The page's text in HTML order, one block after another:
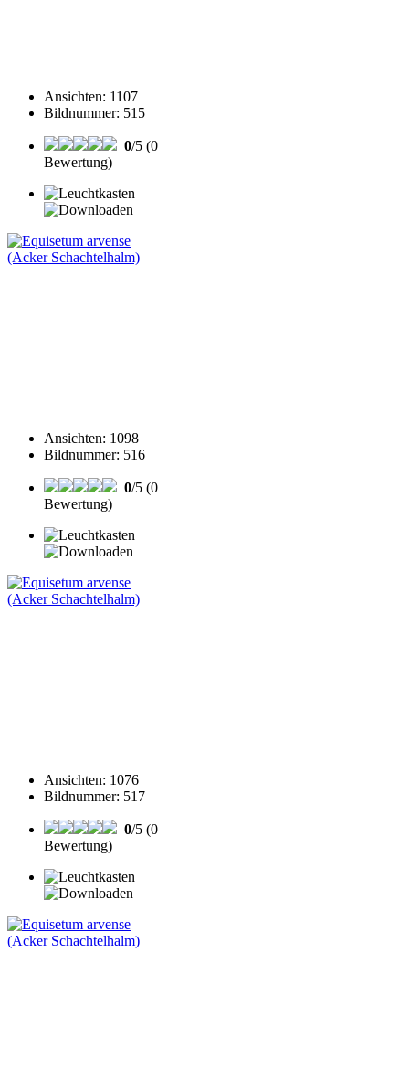
Ansichten: 1107
Bildnummer: 515
0/5 (0
Bewertung)
Ansichten: 1098
Bildnummer: 516
0/5 (0
Bewertung)
Ansichten: 1076
Bildnummer: 517
0/5 (0
Bewertung)